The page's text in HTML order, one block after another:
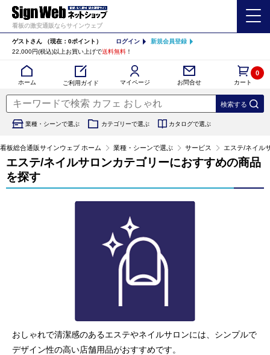
看板の激安通販ならサインウェブ
ゲストさん （現在：0ポイント） ログイン
新規会員登録
22,000円(税込)以上お買い上げで送料無料 ！
ホーム ご利用ガイド マイページ お問合せ カート
0
業種・シーンで選ぶ カテゴリーで選ぶ カタログで選ぶ
看板総合通販サインウェブ ホーム 業種・シーンで選ぶ サービス エステ/ネイル
エステ/ネイルサロンカテゴリーにおすすめの商品
を探す
おしゃれで清潔感のあるエステやネイルサロンには、シンプルで
デザイン性の高い店舗用品がおすすめです。